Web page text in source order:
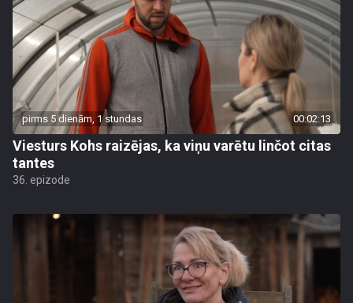
pirms 5 dienām, 1 stundas 00:02:13
Viesturs Kohs raizējas, ka viņu varētu linčot citas
tantes
36. epizode